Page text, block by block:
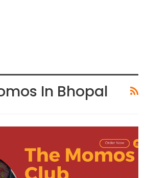
In Bhopal